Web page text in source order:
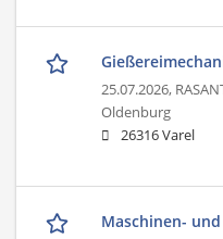
25.07.2026,
Oldenburg
26316 Varel
Maschinen-